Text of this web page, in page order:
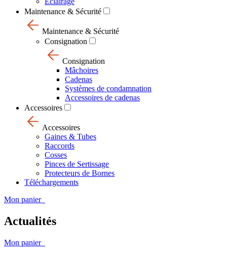
Maintenance & Sécurité
Maintenance & Sécurité
Consignation
Consignation
Mâchoires
Cadenas
Systèmes de condamnation
Accessoires de cadenas
Accessoires
Accessoires
Gaines & Tubes
Raccords
Cosses
Pinces de Sertissage
Protecteurs de Bornes
Téléchargements
Mon panier
Actualités
Mon panier